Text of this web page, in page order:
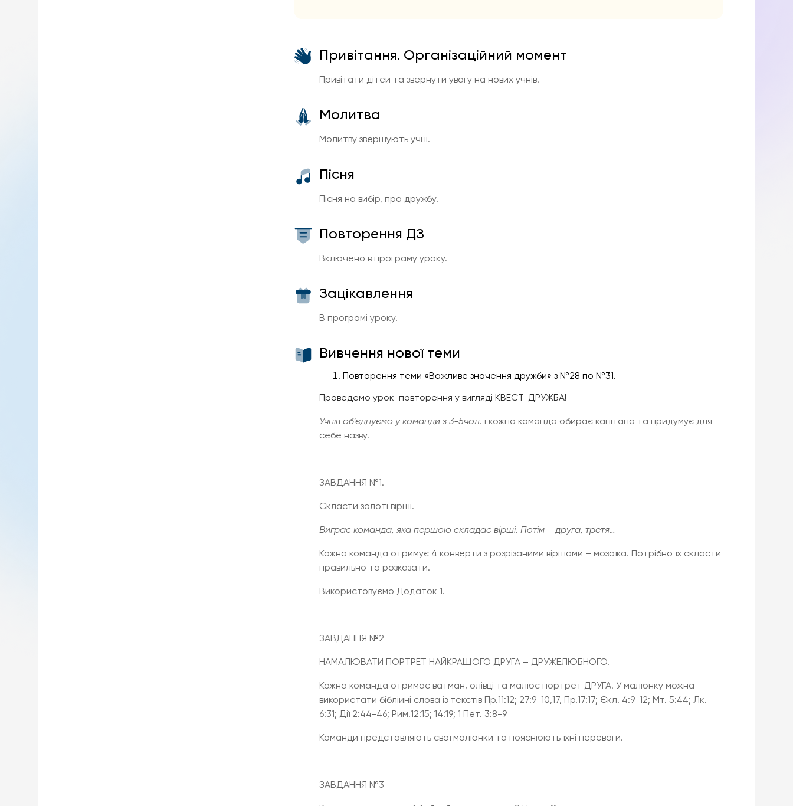
Привітання. Організаційний момент
Привітати дітей та звернути увагу на нових учнів.
Молитва
Молитву звершують учні.
Пісня
Пісня на вибір, про дружбу.
Повторення ДЗ
Включено в програму уроку.
Зацікавлення
В програмі уроку.
Вивчення нової теми
Повторення теми «Важливе значення дружби» з №28 по №31.
Проведемо урок-повторення у вигляді КВЕСТ-ДРУЖБА!
Учнів об’єднуємо у команди з 3-5чол. і кожна команда обирає капітана та придумує для
себе назву.
ЗАВДАННЯ №1.
Скласти золоті вірші.
Виграє команда, яка першою складає вірші. Потім – друга, третя…
Кожна команда отримує 4 конверти з розрізаними віршами – мозаїка. Потрібно їх скласти
правильно та розказати.
Використовуємо Додаток 1.
ЗАВДАННЯ №2
НАМАЛЮВАТИ ПОРТРЕТ НАЙКРАЩОГО ДРУГА – ДРУЖЕЛЮБНОГО.
Кожна команда отримає ватман, олівці та малює портрет ДРУГА. У малюнку можна
використати біблійні слова із текстів Пр.11:12; 27:9-10,17, Пр.17:17; Єкл. 4:9-12; Мт. 5:44; Лк.
6:31; Дії 2:44-46; Рим.12:15; 14:19; 1 Пет. 3:8-9
Команди представляють свої малюнки та пояснюють їхні переваги.
ЗАВДАННЯ №3